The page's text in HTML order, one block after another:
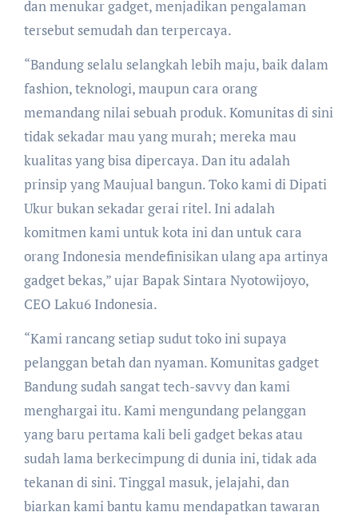
dan menukar gadget, menjadikan pengalaman
tersebut semudah dan terpercaya.
“Bandung selalu selangkah lebih maju, baik dalam
fashion, teknologi, maupun cara orang
memandang nilai sebuah produk. Komunitas di sini
tidak sekadar mau yang murah; mereka mau
kualitas yang bisa dipercaya. Dan itu adalah
prinsip yang Maujual bangun. Toko kami di Dipati
Ukur bukan sekadar gerai ritel. Ini adalah
komitmen kami untuk kota ini dan untuk cara
orang Indonesia mendefinisikan ulang apa artinya
gadget bekas,” ujar Bapak Sintara Nyotowijoyo,
CEO Laku6 Indonesia.
“Kami rancang setiap sudut toko ini supaya
pelanggan betah dan nyaman. Komunitas gadget
Bandung sudah sangat tech-savvy dan kami
menghargai itu. Kami mengundang pelanggan
yang baru pertama kali beli gadget bekas atau
sudah lama berkecimpung di dunia ini, tidak ada
tekanan di sini. Tinggal masuk, jelajahi, dan
biarkan kami bantu kamu mendapatkan tawaran